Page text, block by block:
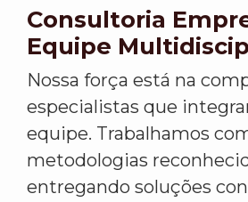
Consultoria
Equipe
Nossa força está na
especialistas que
equipe. Trabalhamos
metodologias
entregando soluções